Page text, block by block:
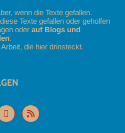
wenn die Texte gefallen.
Texte gefallen oder geholfen
oder auf Blogs und
.
die hier drinsteckt.